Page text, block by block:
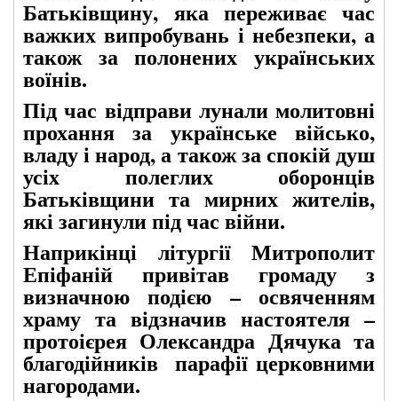
Батьківщину, яка переживає час
важких випробувань і небезпеки, а
також за полонених українських
воїнів.
Під час відправи лунали молитовні
прохання за українське військо,
владу і народ, а також за спокій душ
усіх полеглих оборонців
Батьківщини та мирних жителів,
які загинули під час війни.
Наприкінці літургії Митрополит
Епіфаній привітав громаду з
визначною подією – освяченням
храму та відзначив настоятеля –
протоієрея Олександра Дячука та
благодійників парафії церковними
нагородами.